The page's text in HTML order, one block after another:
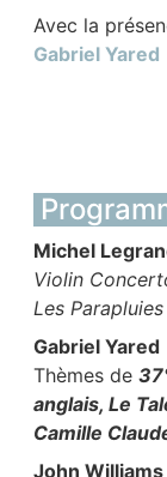
Avec la
Gabriel Yared
Michel
Violin
Les
Gabriel Yared
Thèmes de
anglais, Le
Camille
John Williams